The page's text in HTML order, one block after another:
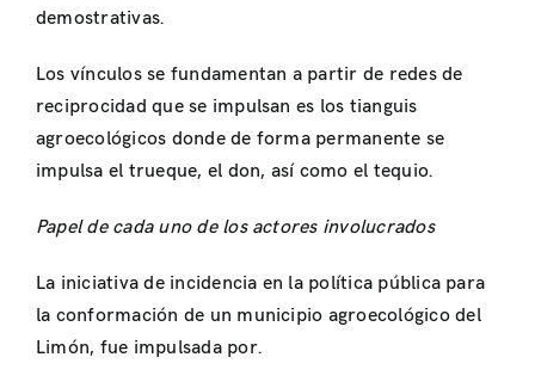
demostrativas.
Los vínculos se fundamentan a partir de redes de
reciprocidad que se impulsan es los tianguis
agroecológicos donde de forma permanente se
impulsa el trueque, el don, así como el tequio.
Papel de cada uno de los actores involucrados
La iniciativa de incidencia en la política pública para
la conformación de un municipio agroecológico del
Limón, fue impulsada por.